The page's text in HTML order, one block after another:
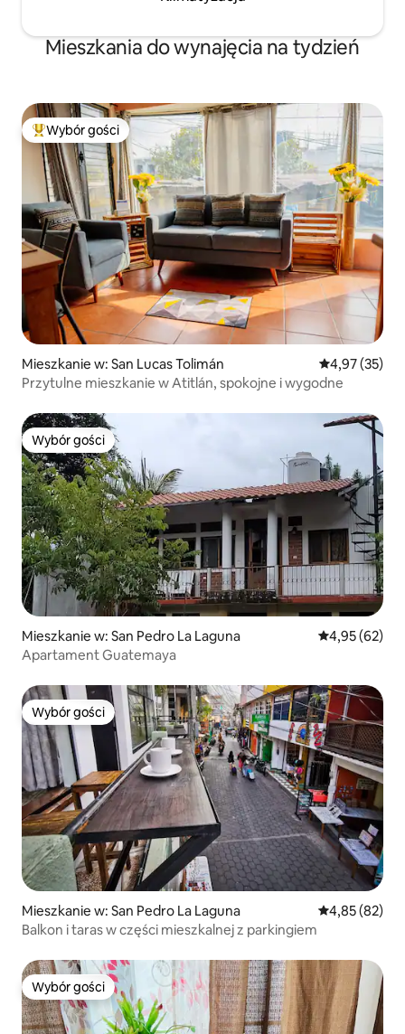
Mieszkania do wynajęcia na tydzień
Najpopularniejsze z kategorii Wybór gości
Wybór gości
Mieszkanie w: San Lucas Tolimán Średnia
4,97 (35)
Przytulne mieszkanie w Atitlán, spokojne i wygodne
Wybór gości
Wybór gości
Mieszkanie w: San Pedro La Laguna Średnia
4,95 (62)
Apartament Guatemaya
Wybór gości
Wybór gości
Mieszkanie w: San Pedro La Laguna Średnia
4,85 (82)
Balkon i taras w części mieszkalnej z parkingiem
Wybór gości
Wybór gości